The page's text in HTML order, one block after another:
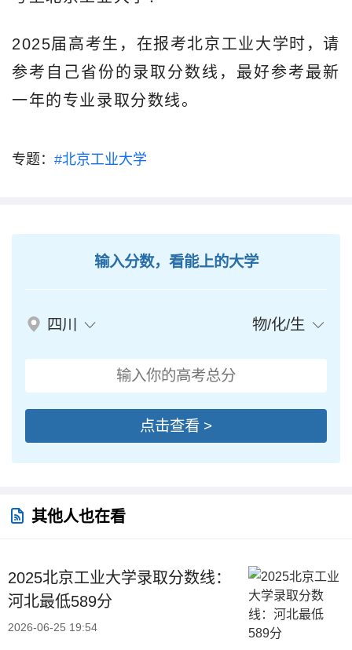
2025届高考生，在报考北京工业大学时，请
参考自己省份的录取分数线，最好参考最新
一年的专业录取分数线。
专题： #北京工业大学
输入分数，看能上的大学
四川 物/化/生
点击查看 >
其他人也在看
2025北京工业大学录取分数线：
河北最低589分
2026-06-25 19:54